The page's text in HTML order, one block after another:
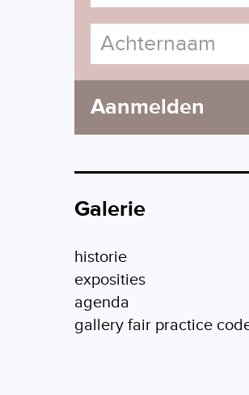
Aanmelden
Galerie
historie
exposities
agenda
gallery fair practice